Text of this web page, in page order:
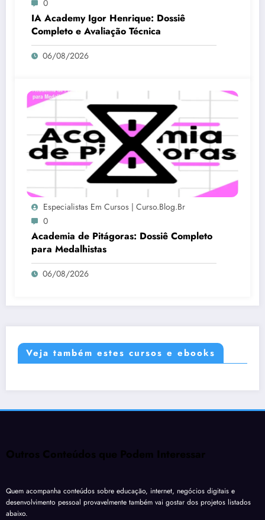
0
IA Academy Igor Henrique: Dossiê
Completo e Avaliação Técnica
06/08/2026
Especialistas Em Cursos | Curso.blog.br
0
Academia de Pitágoras: Dossiê Completo
para Medalhistas
06/08/2026
Veja também estes cursos e ebooks
Outros Conteúdos que Podem Interessar
Quem acompanha conteúdos sobre educação, internet, negócios digitais e
desenvolvimento pessoal provavelmente também vai gostar dos projetos listados
abaixo.